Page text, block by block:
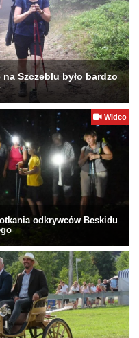
Szczeblu było bardzo
Wideo
odkrywców Beskidu